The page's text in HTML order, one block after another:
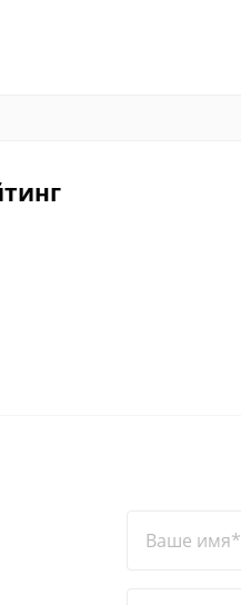
Ваше имя*